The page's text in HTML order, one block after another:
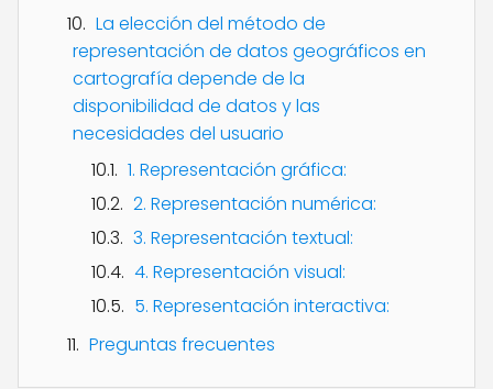
La elección del método de
representación de datos geográficos en
cartografía depende de la
disponibilidad de datos y las
necesidades del usuario
1. Representación gráfica:
2. Representación numérica:
3. Representación textual:
4. Representación visual:
5. Representación interactiva:
Preguntas frecuentes